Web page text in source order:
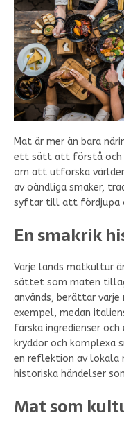
Mat är mer än bara
ett sätt att förstå och
om att utforska
av oändliga smaker,
syftar till att fördjupa
En smakrik
Varje lands matkultur
sättet som maten
används, berättar
exempel, medan
färska ingredienser
kryddor och komplexa
en reflektion av lokala
historiska händelser
Mat som